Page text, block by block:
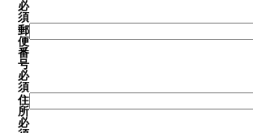
必
須
郵
便
番
号
必
須
住
所
必